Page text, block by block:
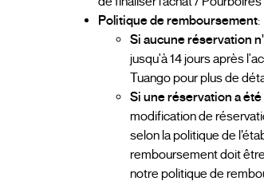
Politique de remboursement:
Si aucune réservation
jusqu'à 14 jours après
Tuango pour plus de
Si une réservation a
modification de
selon la politique de
remboursement doit
notre politique de